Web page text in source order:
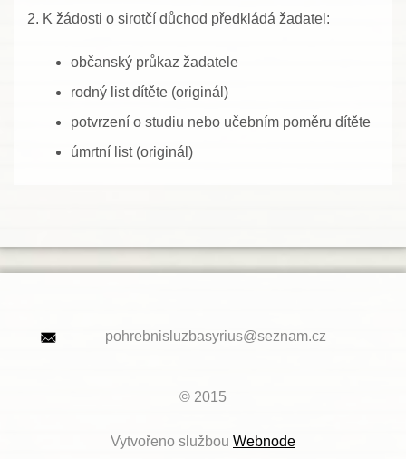
2. K žádosti o sirotčí důchod předkládá žadatel:
občanský průkaz žadatele
rodný list dítěte (originál)
potvrzení o studiu nebo učebním poměru dítěte
úmrtní list (originál)
pohrebnisluzbasyrius@seznam.cz
© 2015
Vytvořeno službou Webnode